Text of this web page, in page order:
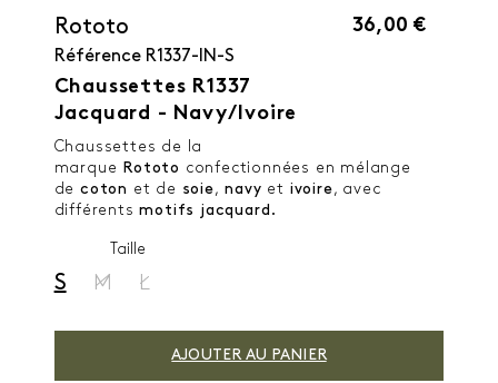
Rototo
Référence R1337-IN-S
Chaussettes R1337
Jacquard - Navy/Ivoire
36,00 €
Chaussettes de la
marque Rototo confectionnées en mélange
de coton et de soie,navy et ivoire, avec
différents motifs jacquard.
Taille
S M L
AJOUTER AU PANIER